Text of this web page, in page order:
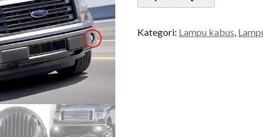
Ford
Kategori: Lampu kabus,